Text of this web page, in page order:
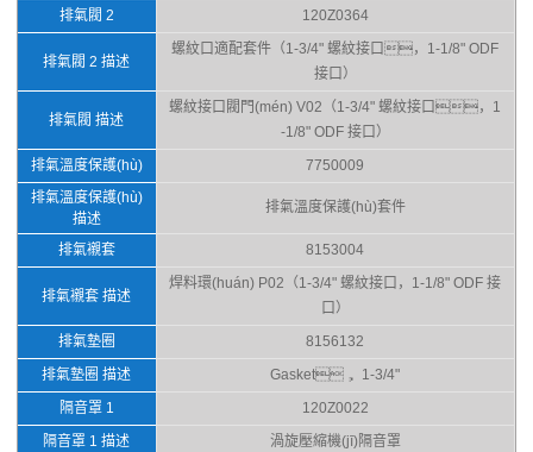
排氣閥 2
120Z0364
排氣閥 2 描述
螺紋口適配套件（1-3/4" 螺紋接口，1-1/8" ODF
接口）
排氣閥 描述
螺紋接口閥門(mén) V02（1-3/4" 螺紋接口，1
-1/8" ODF 接口）
排氣溫度保護(hù)
7750009
排氣溫度保護(hù)
描述
排氣溫度保護(hù)套件
排氣襯套 8153004
排氣襯套 描述
焊料環(huán) P02（1-3/4" 螺紋接口，1-1/8" ODF 接
口）
排氣墊圈
8156132
排氣墊圈 描述
Gasket， 1-3/4"
隔音罩 1
120Z0022
隔音罩 1 描述
渦旋壓縮機(jī)隔音罩